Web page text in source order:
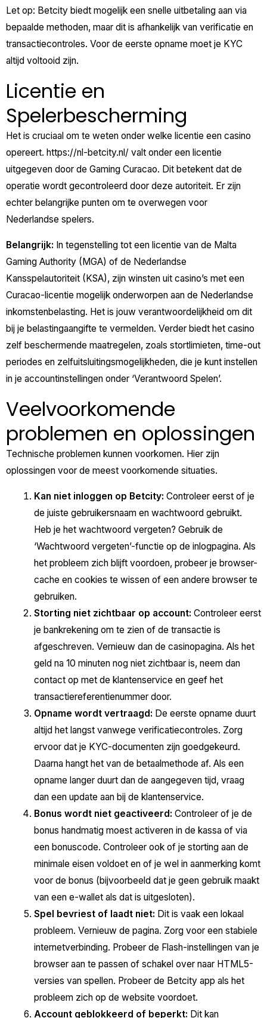
Let op: Betcity biedt mogelijk een snelle uitbetaling aan via
bepaalde methoden, maar dit is afhankelijk van verificatie en
transactiecontroles. Voor de eerste opname moet je KYC
altijd voltooid zijn.
Licentie en
Spelerbescherming
Het is cruciaal om te weten onder welke licentie een casino
opereert. https://nl-betcity.nl/ valt onder een licentie
uitgegeven door de Gaming Curacao. Dit betekent dat de
operatie wordt gecontroleerd door deze autoriteit. Er zijn
echter belangrijke punten om te overwegen voor
Nederlandse spelers.
Belangrijk: In tegenstelling tot een licentie van de Malta
Gaming Authority (MGA) of de Nederlandse
Kansspelautoriteit (KSA), zijn winsten uit casino’s met een
Curacao-licentie mogelijk onderworpen aan de Nederlandse
inkomstenbelasting. Het is jouw verantwoordelijkheid om dit
bij je belastingaangifte te vermelden. Verder biedt het casino
zelf beschermende maatregelen, zoals stortlimieten, time-out
periodes en zelfuitsluitingsmogelijkheden, die je kunt instellen
in je accountinstellingen onder ‘Verantwoord Spelen’.
Veelvoorkomende
problemen en oplossingen
Technische problemen kunnen voorkomen. Hier zijn
oplossingen voor de meest voorkomende situaties.
Kan niet inloggen op Betcity: Controleer eerst of je
de juiste gebruikersnaam en wachtwoord gebruikt.
Heb je het wachtwoord vergeten? Gebruik de
‘Wachtwoord vergeten’-functie op de inlogpagina. Als
het probleem zich blijft voordoen, probeer je browser-
cache en cookies te wissen of een andere browser te
gebruiken.
Storting niet zichtbaar op account: Controleer eerst
je bankrekening om te zien of de transactie is
afgeschreven. Vernieuw dan de casinopagina. Als het
geld na 10 minuten nog niet zichtbaar is, neem dan
contact op met de klantenservice en geef het
transactiereferentienummer door.
Opname wordt vertraagd: De eerste opname duurt
altijd het langst vanwege verificatiecontroles. Zorg
ervoor dat je KYC-documenten zijn goedgekeurd.
Daarna hangt het van de betaalmethode af. Als een
opname langer duurt dan de aangegeven tijd, vraag
dan een update aan bij de klantenservice.
Bonus wordt niet geactiveerd: Controleer of je de
bonus handmatig moest activeren in de kassa of via
een bonuscode. Controleer ook of je storting aan de
minimale eisen voldoet en of je wel in aanmerking komt
voor de bonus (bijvoorbeeld dat je geen gebruik maakt
van een e-wallet als dat is uitgesloten).
Spel bevriest of laadt niet: Dit is vaak een lokaal
probleem. Vernieuw de pagina. Zorg voor een stabiele
internetverbinding. Probeer de Flash-instellingen van je
browser aan te passen of schakel over naar HTML5-
versies van spellen. Probeer de Betcity app als het
probleem zich op de website voordoet.
Account geblokkeerd of beperkt: Dit kan